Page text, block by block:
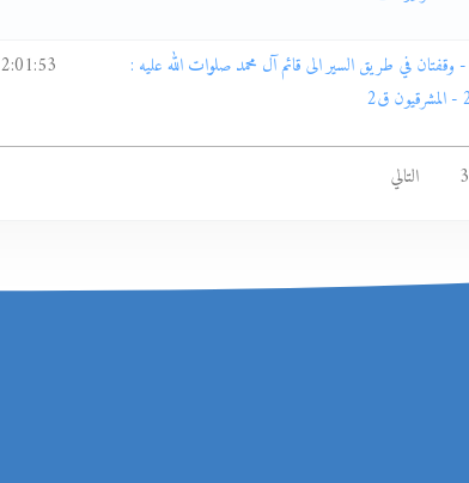
سير الى الله تعالى ح21 - وقفتان في طريق السير الى قائم آل محمد صلوات الله عليه :
2:01:53
3 التالي